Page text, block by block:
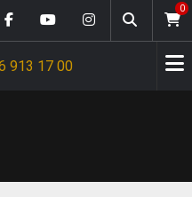
0
913 17 00